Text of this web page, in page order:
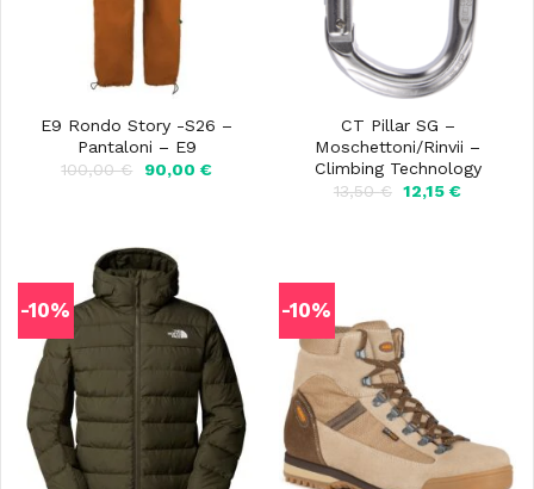
E9 Rondo Story -S26 –
Pantaloni – E9
100,00€
Il
90,00 €Il
CT Pillar SG –
Moschettoni/Rinvii –
Climbing Technology
13,50€ Il
12,15€Il
-10% -10%